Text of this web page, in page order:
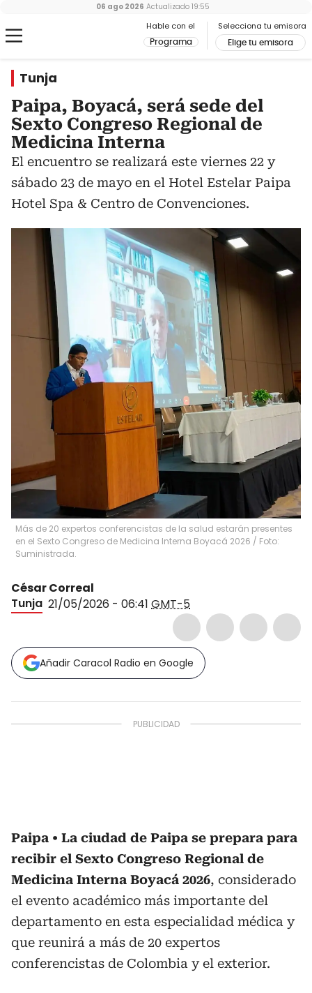
Hable con el
Programa
Selecciona tu emisora
Elige tu emisora
06 ago 2026 Actualizado 19:55
Tunja
Paipa, Boyacá, será sede del
Sexto Congreso Regional de
Medicina Interna
El encuentro se realizará este viernes 22 y
sábado 23 de mayo en el Hotel Estelar Paipa
Hotel Spa & Centro de Convenciones.
Más de 20 expertos conferencistas de la salud estarán presentes
en el Sexto Congreso de Medicina Interna Boyacá 2026 / Foto:
Suministrada.
César Correal
Tunja 21/05/2026 - 06:41 GMT-5
Añadir Caracol Radio en Google
Paipa
La ciudad de Paipa se prepara para
recibir el Sexto Congreso Regional de
Medicina Interna Boyacá 2026, considerado
el evento académico más importante del
departamento en esta especialidad médica y
que reunirá a más de 20 expertos
conferencistas de Colombia y el exterior.